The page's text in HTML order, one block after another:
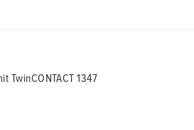
TwinCONTACT 1347